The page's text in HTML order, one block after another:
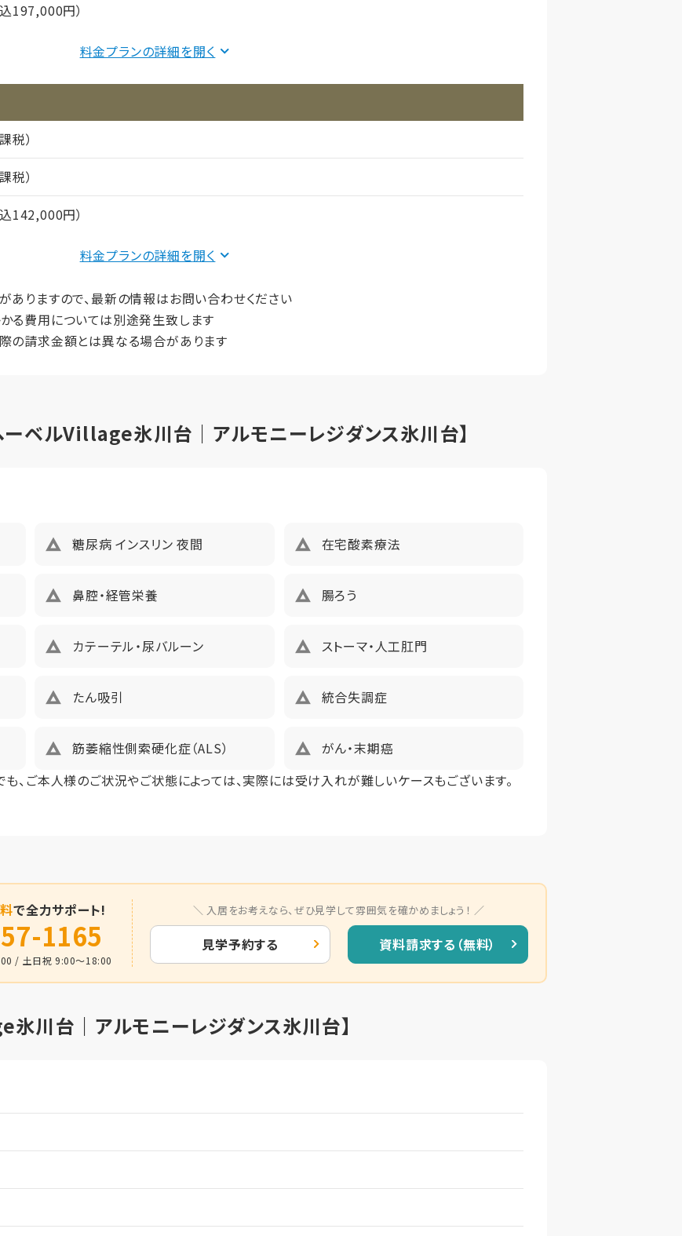
197,000円）
170,000円（非課税）
27,000円（非課税）
却年月数）
2LDK
2
料金プランの詳細を
税）
税）
142,000円）
115,000円（非課税）
27,000円（非課税）
1LDK
料金プランの詳細を
りますので、最新の情報はお問い合わせください
る費用については別途発生致します
の請求金額とは異なる場合があります
ベルVillage氷川台｜アルモニーレジダンス氷川台】
糖尿病 インスリン 夜間 在宅酸素療法
鼻腔・経管栄養 腸ろう
カテーテル・尿バルーン ストーマ・人工肛門
たん吸引 統合失調症
筋萎縮性側索硬化症（ALS）
がん・末期癌
、ご本人様のご状況やご状態によっては、実際には受け入れが難しいケースもございます。
で全力サポート!
1165
/ 土日祝 9:00～18:00
入居をお考えなら、ぜひ見学して雰囲気を確かめましょう！
見学予約する 資料請求する（無料）
川台｜アルモニーレジダンス氷川台】